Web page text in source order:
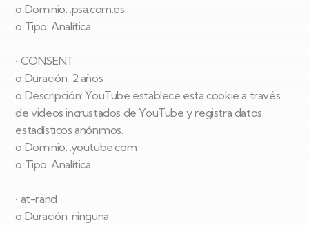
o Dominio: .psa.com.es
o Tipo: Analítica
• CONSENT
o Duración: 2 años
o Descripción: YouTube establece esta cookie a través
de videos incrustados de YouTube y registra datos
estadísticos anónimos.
o Dominio: .youtube.com
o Tipo: Analítica
• at-rand
o Duración: ninguna